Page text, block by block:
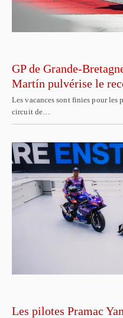
GP de Grande-
Martín pulvérise le
Les vacances sont finies pour les
circuit de…
Les pilotes Pramac